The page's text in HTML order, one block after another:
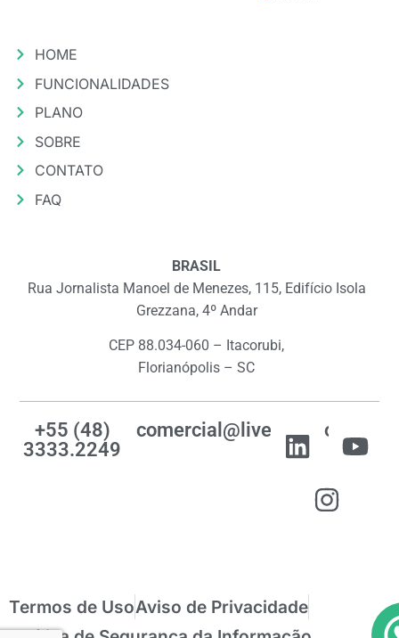
HOME
FUNCIONALIDADES
PLANO
SOBRE
CONTATO
FAQ
BRASIL
Rua Jornalista Manoel de Menezes, 115, Edifício Isola
Grezzana, 4º Andar
CEP 88.034-060 – Itacorubi,
Florianópolis – SC
+55 (48)
3333.2249
comercial@livemes.com
Termos de UsoAviso de Privacidade